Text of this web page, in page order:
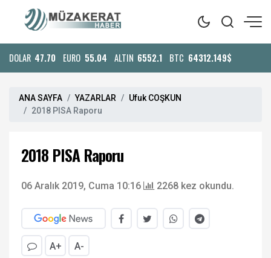
DOLAR 47.70 EURO 55.04 ALTIN 6552.1 BTC 64312.149$
ANA SAYFA YAZARLAR
Ufuk COŞKUN
2018 PISA Raporu
2018 PISA Raporu
06 Aralık 2019, Cuma 10:16 2268 kez okundu.
A+ A-